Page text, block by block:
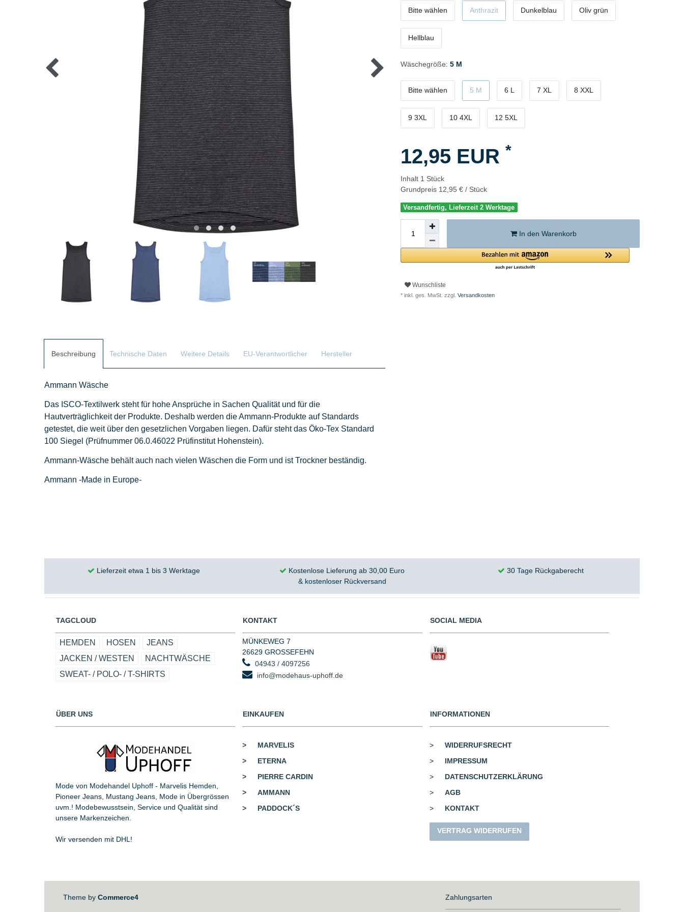
Bitte wählen Anthrazit Dunkelblau Oliv grün
Hellblau
Wäschegröße: 5 M
Bitte wählen 5 M 6 L 7 XL 8 XXL
9 3XL 10 4XL 12 5XL
12,95 EUR *
Inhalt 1 Stück
Grundpreis 12,95 € / Stück
Versandfertig, Lieferzeit 2 Werktage
In den Warenkorb
Wunschliste
* inkl. ges. MwSt. zzgl. Versandkosten
Beschreibung Technische Daten Weitere Details EU-Verantwortlicher Hersteller
Ammann Wäsche
Das ISCO-Textilwerk steht für hohe Ansprüche in Sachen Qualität und für die
Hautverträglichkeit der Produkte. Deshalb werden die Ammann-Produkte auf Standards
getestet, die weit über den gesetzlichen Vorgaben liegen. Dafür steht das Öko-Tex Standard
100 Siegel (Prüfnummer 06.0.46022 Prüfinstitut Hohenstein).
Ammann-Wäsche behält auch nach vielen Wäschen die Form und ist Trockner beständig.
Ammann -Made in Europe-
Lieferzeit etwa 1 bis 3 Werktage
Kostenlose Lieferung ab 30,00 Euro
& kostenloser Rückversand
30 Tage Rückgaberecht
TAGCLOUD
HEMDEN HOSEN
JEANS
JACKEN / WESTEN
NACHTWÄSCHE
SWEAT- / POLO- / T-SHIRTS
KONTAKT
MÜNKEWEG 7
26629 GROSSEFEHN
04943 / 4097256
info@modehaus-uphoff.de
SOCIAL MEDIA
ÜBER UNS
Mode von Modehandel Uphoff - Marvelis Hemden,
Pioneer Jeans, Mustang Jeans, Mode in Übergrössen
uvm.! Modebewusstsein, Service und Qualität sind
unsere Markenzeichen.
Wir versenden mit DHL!
EINKAUFEN
>
MARVELIS
>
ETERNA
>
PIERRE CARDIN
>
AMMANN
>
PADDOCK´S
INFORMATIONEN
>
WIDERRUFSRECHT
>
IMPRESSUM
>
DATENSCHUTZERKLÄRUNG
>
AGB
>
KONTAKT
VERTRAG WIDERRUFEN
Theme by Commerce4 Zahlungsarten